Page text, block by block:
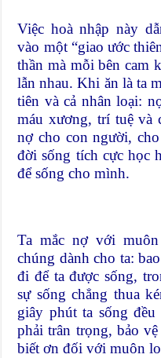
Việc hoà nhập này
vào một “giao ước
thần mà mỗi bên cam
lẫn nhau. Khi ăn là ta
tiên và cả nhân loại:
máu xương, trí tuệ và
nợ cho con người,
đời sống tích cực học
để sống cho mình.
Ta mắc nợ với
chúng dành cho ta:
đi để ta được sống,
sự sống chẳng thua
giây phút ta sống
phải trân trọng, bảo
biết ơn đối với muôn